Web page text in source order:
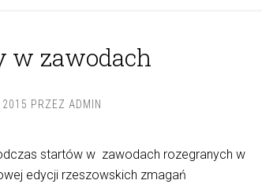
w zawodach
2015 PRZEZ ADMIN
startów w zawodach rozegranych w
edycji rzeszowskich zmagań